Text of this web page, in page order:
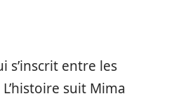
s’inscrit entre les
suit Mima